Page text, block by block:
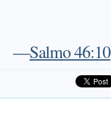
—Salmo 46:10